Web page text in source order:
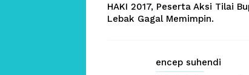
HAKI 2017, Peserta Aksi Tilai
Lebak Gagal Memimpin.
encep suhendi